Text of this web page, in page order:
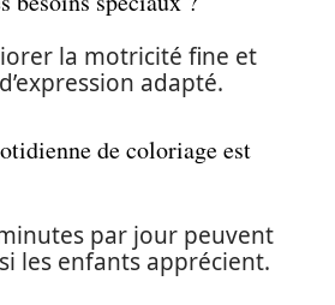
la motricité fine et
adapté.
de coloriage est
par jour peuvent
les enfants apprécient.